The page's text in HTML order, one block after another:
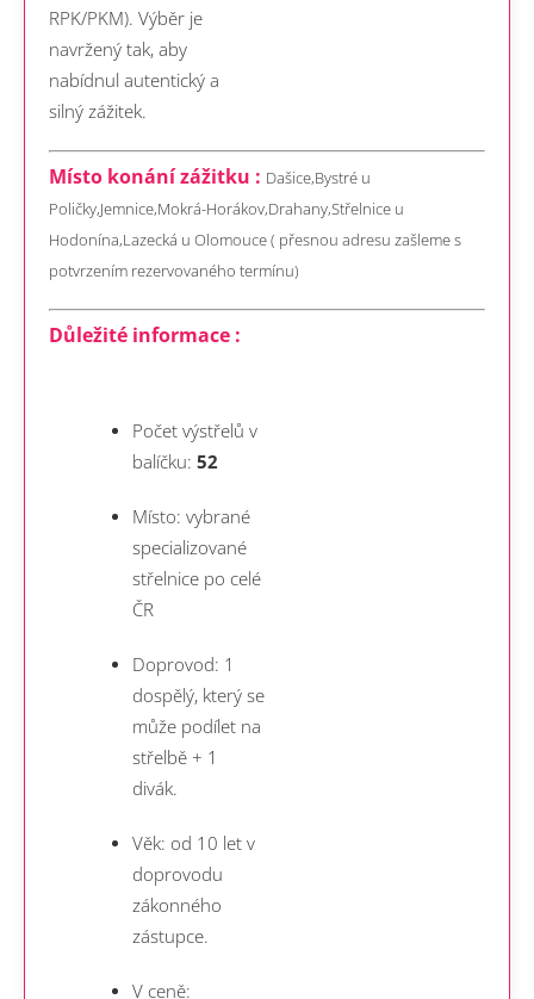
RPK/PKM). Výběr je
navržený tak, aby
nabídnul autentický a
silný zážitek.
Místo konání zážitku : Dašice,Bystré u
Poličky,Jemnice,Mokrá-Horákov,Drahany,Střelnice u
Hodonína,Lazecká u Olomouce ( přesnou adresu zašleme s
potvrzením rezervovaného termínu)
Důležité informace :
Počet výstřelů v
balíčku: 52
Místo: vybrané
specializované
střelnice po celé
ČR
Doprovod: 1
dospělý, který se
může podílet na
střelbě + 1
divák.
Věk: od 10 let v
doprovodu
zákonného
zástupce.
V ceně: